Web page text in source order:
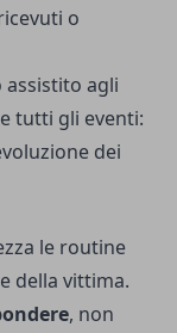
o
agli
tutti gli eventi:
dei
le routine
della vittima.
, non